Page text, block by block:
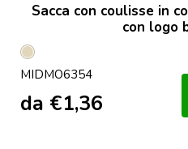
Sacca con coulisse in
con logo
Beige
MIDMO6354
da €1,36